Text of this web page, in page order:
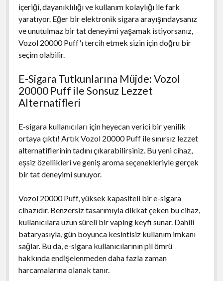
içeriği, dayanıklılığı ve kullanım kolaylığı ile fark
yaratıyor. Eğer bir elektronik sigara arayışındaysanız
ve unutulmaz bir tat deneyimi yaşamak istiyorsanız,
Vozol 20000 Puff'ı tercih etmek sizin için doğru bir
seçim olabilir.
E-Sigara Tutkunlarına Müjde: Vozol
20000 Puff ile Sonsuz Lezzet
Alternatifleri
E-sigara kullanıcıları için heyecan verici bir yenilik
ortaya çıktı! Artık Vozol 20000 Puff ile sınırsız lezzet
alternatiflerinin tadını çıkarabilirsiniz. Bu yeni cihaz,
eşsiz özellikleri ve geniş aroma seçenekleriyle gerçek
bir tat deneyimi sunuyor.
Vozol 20000 Puff, yüksek kapasiteli bir e-sigara
cihazıdır. Benzersiz tasarımıyla dikkat çeken bu cihaz,
kullanıcılara uzun süreli bir vaping keyfi sunar. Dahili
bataryasıyla, gün boyunca kesintisiz kullanım imkanı
sağlar. Bu da, e-sigara kullanıcılarının pil ömrü
hakkında endişelenmeden daha fazla zaman
harcamalarına olanak tanır.